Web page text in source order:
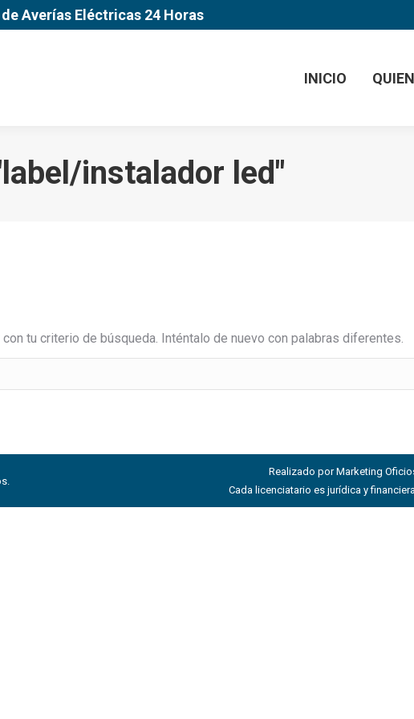
Averías Eléctricas 24 Horas
INICIO
label/instalador led"
tu criterio de búsqueda. Inténtalo de nuevo con palabras diferentes.
Realizado por Marketing
Cada licenciatario es jurídica y